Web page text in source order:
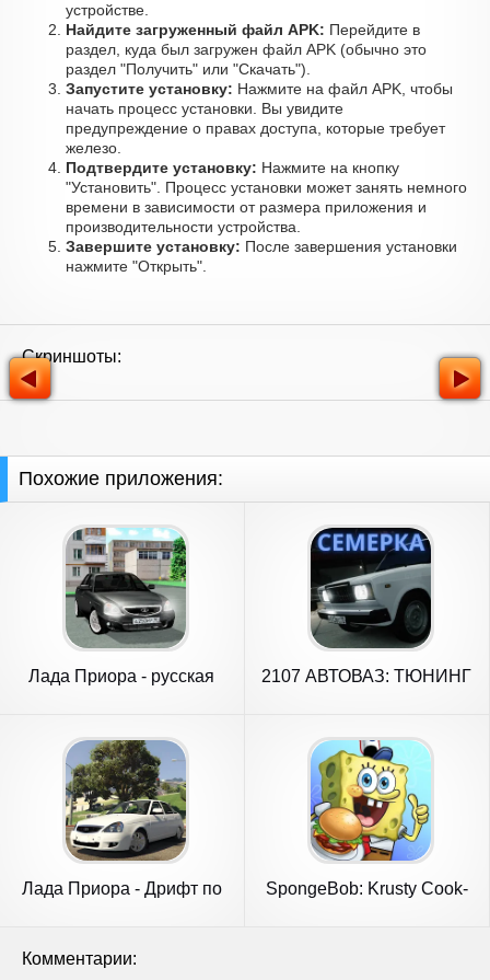
устройстве.
Найдите загруженный файл APK: Перейдите в
раздел, куда был загружен файл APK (обычно это
раздел "Получить" или "Скачать").
Запустите установку: Нажмите на файл APK, чтобы
начать процесс установки. Вы увидите
предупреждение о правах доступа, которые требует
железо.
Подтвердите установку: Нажмите на кнопку
"Установить". Процесс установки может занять немного
времени в зависимости от размера приложения и
производительности устройства.
Завершите установку: После завершения установки
нажмите "Открыть".
Скриншоты:
Похожие приложения:
Лада Приора - русская
2107 АВТОВАЗ: ТЮНИНГ
Лада Приора - Дрифт по
SpongeBob: Krusty Cook-
Комментарии: